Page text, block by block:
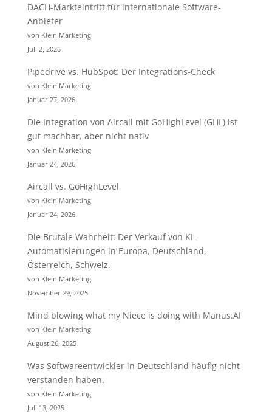
DACH-Markteintritt für internationale Software-
Anbieter
von Klein Marketing
Juli 2, 2026
Pipedrive vs. HubSpot: Der Integrations-Check
von Klein Marketing
Januar 27, 2026
Die Integration von Aircall mit GoHighLevel (GHL) ist
gut machbar, aber nicht nativ
von Klein Marketing
Januar 24, 2026
Aircall vs. GoHighLevel
von Klein Marketing
Januar 24, 2026
Die Brutale Wahrheit: Der Verkauf von KI-
Automatisierungen in Europa, Deutschland,
Österreich, Schweiz.
von Klein Marketing
November 29, 2025
Mind blowing what my Niece is doing with Manus.AI
von Klein Marketing
August 26, 2025
Was Softwareentwickler in Deutschland häufig nicht
verstanden haben.
von Klein Marketing
Juli 13, 2025